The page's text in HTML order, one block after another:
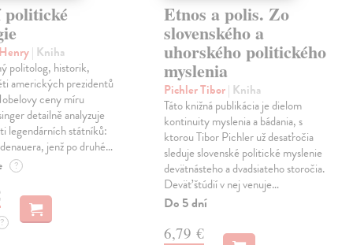
politické
| Kniha
politolog, historik,
amerických prezidentů
ceny míru
detailně analyzuje
legendárních státníků:
jenž po druhé…
?
?
Etnos a polis. Zo
slovenského a
uhorského politického
myslenia
Pichler Tibor| Kniha
Táto knižná publikácia je dielom
kontinuity myslenia a bádania, s
ktorou Tibor Pichler už desaťročia
sleduje slovenské politické myslenie
devätnásteho a dvadsiateho storočia.
Deväť štúdií v nej venuje…
Do 5 dní
6,79 €